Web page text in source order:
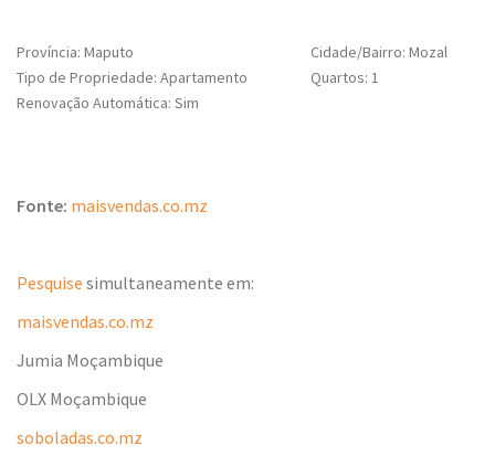
Província: Maputo
Cidade/Bairro: Mozal
Tipo de Propriedade: Apartamento Quartos: 1
Renovação Automática: Sim
Fonte: maisvendas.co.mz
Pesquise simultaneamente em:
maisvendas.co.mz
Jumia Moçambique
OLX Moçambique
soboladas.co.mz